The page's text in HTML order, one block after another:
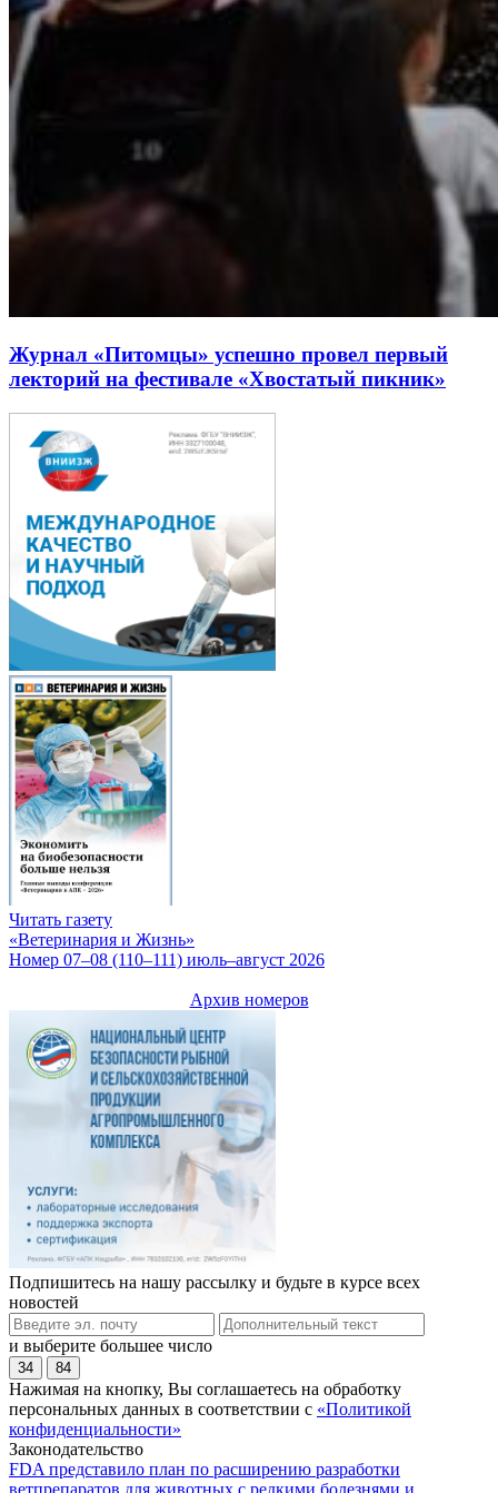
Журнал «Питомцы» успешно провел первый
лекторий на фестивале «Хвостатый пикник»
Читать газету
«Ветеринария и Жизнь»
Номер 07–08 (110–111) июль–август 2026
Архив номеров
Подпишитесь на нашу рассылку и будьте в курсе всех
новостей
и выберите большее число
34 84
Нажимая на кнопку, Вы соглашаетесь на обработку
персональных данных в соответствии с «Политикой
конфиденциальности»
Законодательство
FDA представило план по расширению разработки
ветпрепаратов для животных с редкими болезнями и